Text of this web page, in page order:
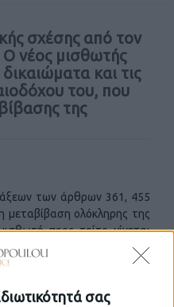
σας
σχέσης από τον
Ο νέος μισθωτής
και τις
του, που
της
των άρθρων 361, 455
μεταβίβαση ολόκληρης της
προς τρίτο γίνεται
και αναδοχής χρέους,
Με την εκχώρηση
της μορφή. Μόνη η